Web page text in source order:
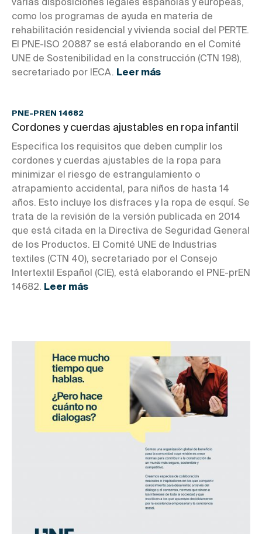
varias disposiciones legales españolas y europeas,
como los programas de ayuda en materia de
rehabilitación residencial y vivienda social del PERTE.
El PNE-ISO 20887 se está elaborando en el Comité
UNE de Sostenibilidad en la construcción (CTN 198),
secretariado por IECA. Leer más
PNE-PREN 14682
Cordones y cuerdas ajustables en ropa infantil
Especifica los requisitos que deben cumplir los
cordones y cuerdas ajustables de la ropa para
minimizar el riesgo de estrangulamiento o
atrapamiento accidental, para niños de hasta 14
años. Esto incluye los disfraces y la ropa de esquí. Se
trata de la revisión de la versión publicada en 2014
que está citada en la Directiva de Seguridad General
de los Productos. El Comité UNE de Industrias
textiles (CTN 40), secretariado por el Consejo
Intertextil Español (CIE), está elaborando el PNE-prEN
14682. Leer más